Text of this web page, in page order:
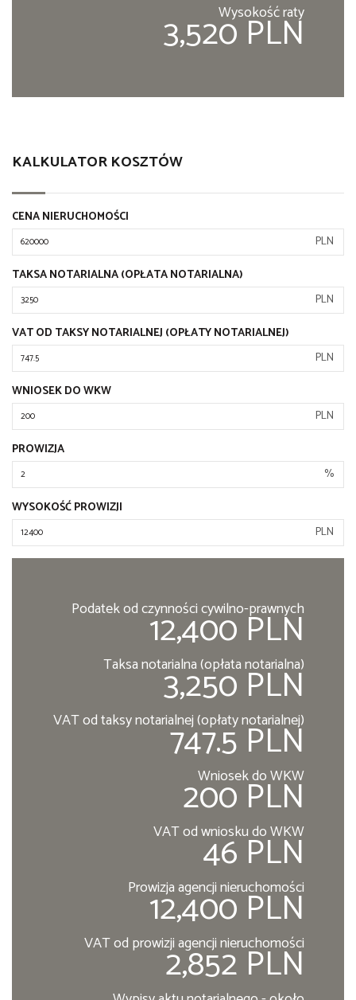
Wysokość raty
3,520 PLN
KALKULATOR KOSZTÓW
CENA NIERUCHOMOŚCI
PLN
TAKSA NOTARIALNA (OPŁATA NOTARIALNA)
PLN
VAT OD TAKSY NOTARIALNEJ (OPŁATY NOTARIALNEJ)
PLN
WNIOSEK DO WKW
PLN
PROWIZJA
%
WYSOKOŚĆ PROWIZJI
PLN
Podatek od czynności cywilno-prawnych
12,400 PLN
Taksa notarialna (opłata notarialna)
3,250 PLN
VAT od taksy notarialnej (opłaty notarialnej)
747.5 PLN
Wniosek do WKW
200 PLN
VAT od wniosku do WKW
46 PLN
Prowizja agencji nieruchomości
12,400 PLN
VAT od prowizji agencji nieruchomości
2,852 PLN